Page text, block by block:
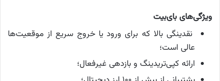
ویژگی‌های بای‌بیت
نقدینگی بالا که برای ورود یا خروج سریع از موقعیت‌ها
عالی است؛
ارائه کپی‌تریدینگ و بازدهی غیرفعال؛